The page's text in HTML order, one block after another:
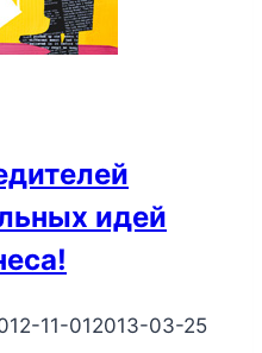
идей
11-012013-03-25